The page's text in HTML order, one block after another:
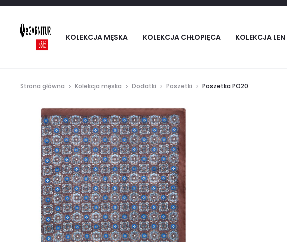
KOLEKCJA MĘSKA KOLEKCJA CHŁOPIĘCA KOLEKCJA LEN
Strona główna Kolekcja męska Dodatki Poszetki Poszetka PO20